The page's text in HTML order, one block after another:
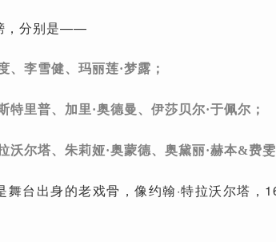
，分别是——
、李雪健、玛丽莲·梦露；
特里普、加里·奥德曼、伊莎贝尔·于佩尔；
沃尔塔、朱莉娅·奥蒙德、奥黛丽·赫本&费雯
舞台出身的老戏骨，像约翰·特拉沃尔塔，